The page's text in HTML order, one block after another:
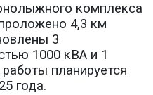
комплекса
4,3 км
3
1000 кВА и 1
планируется
года.